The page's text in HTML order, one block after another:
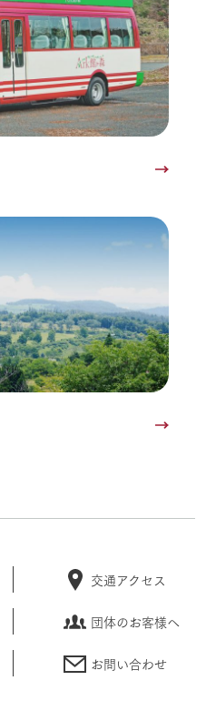
交通アクセス
団体のお客様へ
お問い合わせ